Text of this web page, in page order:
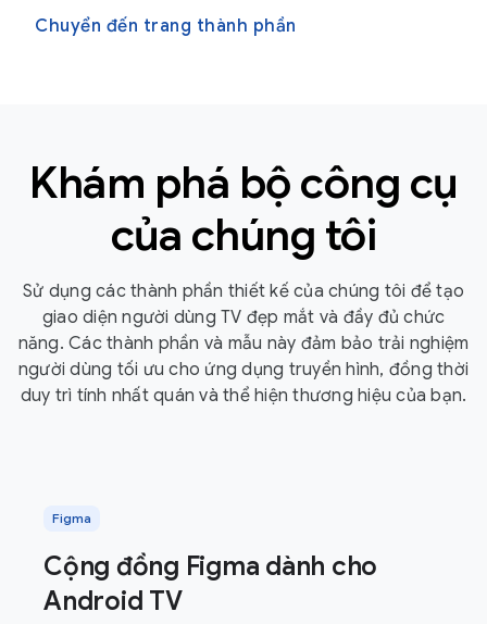
Chuyển đến trang thành phần
Khám phá bộ công cụ
của chúng tôi
Sử dụng các thành phần thiết kế của chúng tôi để tạo
giao diện người dùng TV đẹp mắt và đầy đủ chức
năng. Các thành phần và mẫu này đảm bảo trải nghiệm
người dùng tối ưu cho ứng dụng truyền hình, đồng thời
duy trì tính nhất quán và thể hiện thương hiệu của bạn.
Figma
Cộng đồng Figma dành cho
Android TV